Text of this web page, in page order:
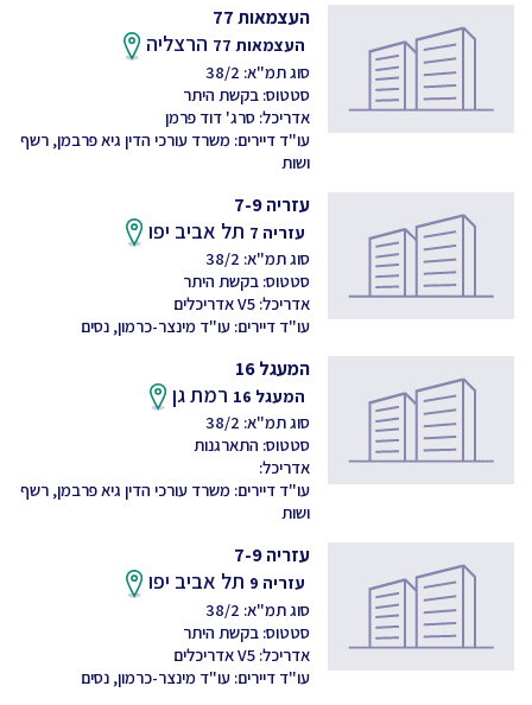
העצמאות 77
העצמאות 77 הרצליה
סוג תמ"א: 38/2
סטטוס: בקשת היתר
אדריכל: סרג' דוד פרמן
עו"ד דיירים: משרד עורכי הדין גיא פרבמן, רשף
ושות
עזריה 7-9
עזריה 7 תל אביב יפו
סוג תמ"א: 38/2
סטטוס: בקשת היתר
אדריכל: V5 אדריכלים
עו"ד דיירים: עו"ד מינצר-כרמון, נסים
המעגל 16
המעגל 16 רמת גן
סוג תמ"א: 38/2
סטטוס: התארגנות
אדריכל:
עו"ד דיירים: משרד עורכי הדין גיא פרבמן, רשף
ושות
עזריה 7-9
עזריה 9 תל אביב יפו
סוג תמ"א: 38/2
סטטוס: בקשת היתר
אדריכל: V5 אדריכלים
עו"ד דיירים: עו"ד מינצר-כרמון, נסים